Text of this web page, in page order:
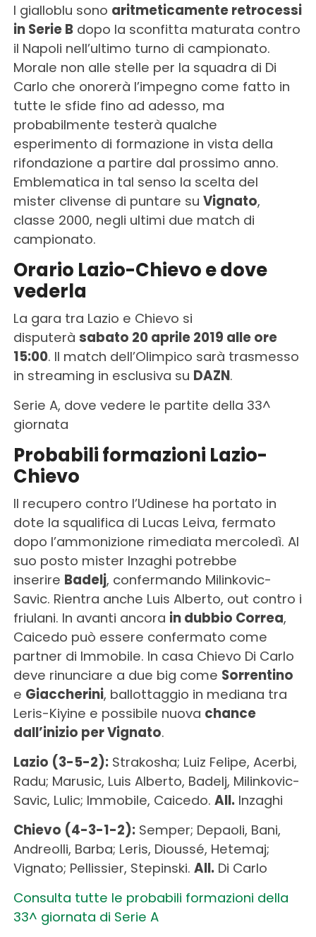
I gialloblu sono aritmeticamente retrocessi
in Serie Bdopo la sconfitta maturata contro
il Napoli nell’ultimo turno di campionato.
Morale non alle stelle per la squadra di Di
Carlo che onorerà l’impegno come fatto in
tutte le sfide fino ad adesso, ma
probabilmente testerà qualche
esperimento di formazione in vista della
rifondazione a partire dal prossimo anno.
Emblematica in tal senso la scelta del
mister clivense di puntare su Vignato,
classe 2000, negli ultimi due match di
campionato.
Orario Lazio-Chievo e dove
vederla
La gara tra Lazio e Chievo si
disputerà sabato 20 aprile 2019 alle ore
15:00. Il match dell’Olimpico sarà trasmesso
in streaming in esclusiva su DAZN.
Serie A, dove vedere le partite della 33^
giornata
Probabili formazioni Lazio-
Chievo
Il recupero contro l’Udinese ha portato in
dote la squalifica di Lucas Leiva, fermato
dopo l’ammonizione rimediata mercoledì. Al
suo posto mister Inzaghi potrebbe
inserire Badelj, confermando Milinkovic-
Savic. Rientra anche Luis Alberto, out contro i
friulani. In avanti ancora in dubbio Correa,
Caicedo può essere confermato come
partner di Immobile. In casa Chievo Di Carlo
deve rinunciare a due big come Sorrentino
e Giaccherini, ballottaggio in mediana tra
Leris-Kiyine e possibile nuova chance
dall’inizio per Vignato.
Lazio (3-5-2):Strakosha; Luiz Felipe, Acerbi,
Radu; Marusic, Luis Alberto, Badelj, Milinkovic-
Savic, Lulic; Immobile, Caicedo. All. Inzaghi
Chievo (4-3-1-2):Semper; Depaoli, Bani,
Andreolli, Barba; Leris, Dioussé, Hetemaj;
Vignato; Pellissier, Stepinski. All. Di Carlo
Consulta tutte le probabili formazioni della
33^ giornata di Serie A